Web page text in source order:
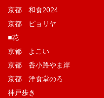
京都 和食2024
京都 ピョリヤ
■花
京都 よこい
京都 呑小路やま岸
京都 洋食堂のろ
神戸歩き